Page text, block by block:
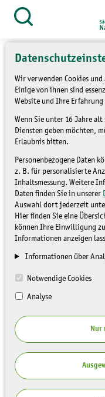
Wir verwenden Cookies
Einige von ihnen sind
Website und Ihre Erfahrung
Wenn Sie unter 16 Jahre
Diensten geben möchten,
Erlaubnis bitten.
Personenbezogene Daten
z. B. für personalisierte
Inhaltsmessung. Weitere
Daten finden Sie in unserer
Auswahl dort jederzeit
Hier finden Sie eine
können Ihre Einwilligung
Informationen anzeigen
Informationen über
Notwendige Cookies
Analyse
Nur
Zum
Inhalt
springen
öffnen
Synergien
und
bündeln(N